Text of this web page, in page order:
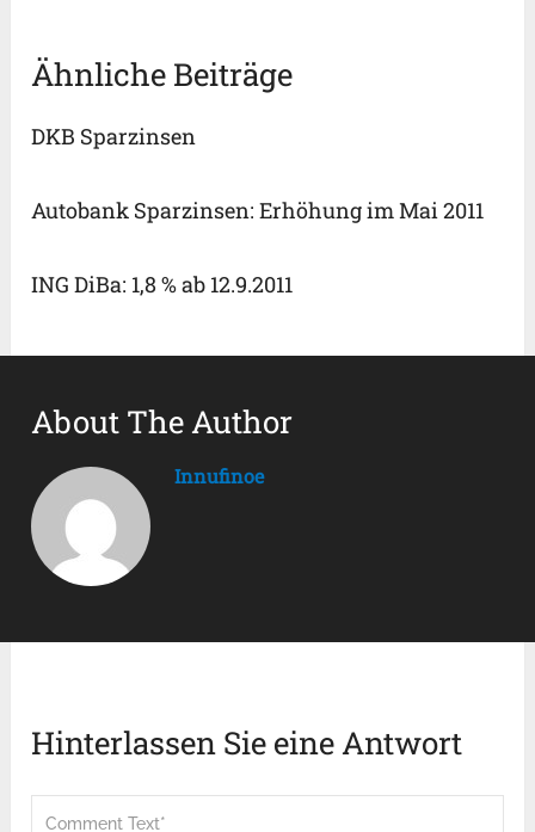
Ähnliche Beiträge
DKB Sparzinsen
Autobank Sparzinsen: Erhöhung im Mai 2011
ING DiBa: 1,8 % ab 12.9.2011
About The Author
Innufinoe
Hinterlassen Sie eine Antwort